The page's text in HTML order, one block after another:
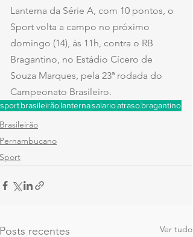
Lanterna da Série A, com 10 pontos, o
Sport volta a campo no próximo
domingo (14), às 11h, contra o RB
Bragantino, no Estádio Cícero de
Souza Marques, pela 23ª rodada do
Campeonato Brasileiro.
sportbrasileirãolanternasalarioatrasobragantino
Brasileirão
Pernambucano
Sport
Posts recentes Ver tudo